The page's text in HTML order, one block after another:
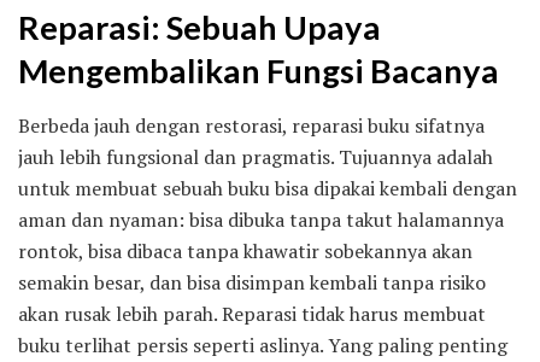
Reparasi: Sebuah Upaya
Mengembalikan Fungsi Bacanya
Berbeda jauh dengan restorasi, reparasi buku sifatnya
jauh lebih fungsional dan pragmatis. Tujuannya adalah
untuk membuat sebuah buku bisa dipakai kembali dengan
aman dan nyaman: bisa dibuka tanpa takut halamannya
rontok, bisa dibaca tanpa khawatir sobekannya akan
semakin besar, dan bisa disimpan kembali tanpa risiko
akan rusak lebih parah. Reparasi tidak harus membuat
buku terlihat persis seperti aslinya. Yang paling penting